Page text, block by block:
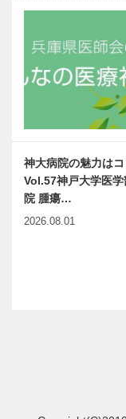
神大病院の魅力はコ
Vol.57神戸大学医
院 腫瘍…
2026.08.01